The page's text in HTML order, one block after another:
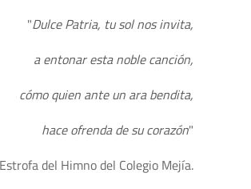
"Dulce Patria, tu sol nos invita,
a entonar esta noble canción,
cómo quien ante un ara bendita,
hace ofrenda de su corazón"
Estrofa del Himno del Colegio Mejía.